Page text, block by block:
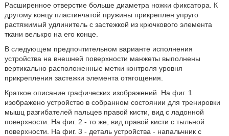
Расширенное отверстие больше диаметра ножки фиксатора. К
другому концу пластинчатой пружины прикреплен упруго
растяжимый удлинитель с застежкой из крючкового элемента
ткани велькро на его конце.
В следующем предпочтительном варианте исполнения
устройства на внешней поверхности манжеты выполнены
вертикально расположенные метки контроля уровня
прикрепления застежки элемента отягощения.
Краткое описание графических изображений. На фиг. 1
изображено устройство в собранном состоянии для тренировки
мышц разгибателей пальцев правой кисти, вид с ладонной
поверхности. На фиг. 2 - то же, вид правой кисти с тыльной
поверхности. На фиг. 3 - деталь устройства - напальчник с